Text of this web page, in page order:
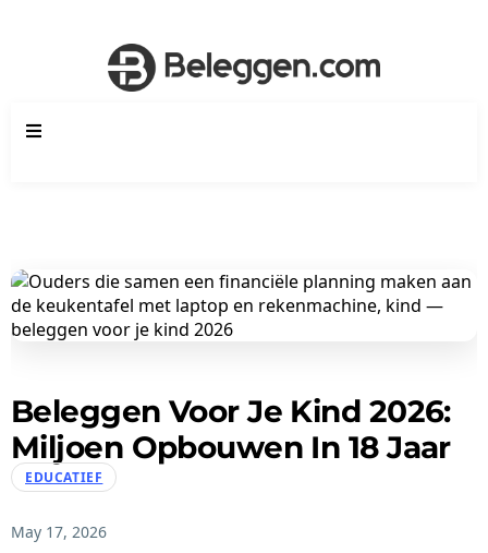
Beleggen Voor Je Kind 2026:
Miljoen Opbouwen In 18 Jaar
EDUCATIEF
May 17, 2026